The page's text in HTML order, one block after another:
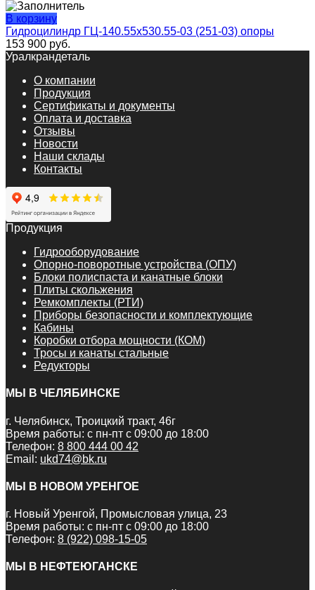
В корзину
Гидроцилиндр ГЦ-140.55х530.55-03 (251-03) опоры
153 900 руб.
Уралкрандеталь
О компании
Продукция
Сертификаты и документы
Оплата и доставка
Отзывы
Новости
Наши склады
Контакты
Продукция
Гидрооборудование
Опорно-поворотные устройства (ОПУ)
Блоки полиспаста и канатные блоки
Плиты скольжения
Ремкомплекты (РТИ)
Приборы безопасности и комплектующие
Кабины
Коробки отбора мощности (КОМ)
Тросы и канаты стальные
Редукторы
МЫ В ЧЕЛЯБИНСКЕ
г. Челябинск, Троицкий тракт, 46г
Время работы: с пн-пт с 09:00 до 18:00
Телефон: 8 800 444 00 42
Email: ukd74@bk.ru
МЫ В НОВОМ УРЕНГОЕ
г. Новый Уренгой, Промысловая улица, 23
Время работы: с пн-пт с 09:00 до 18:00
Телефон: 8 (922) 098-15-05
МЫ В НЕФТЕЮГАНСКЕ